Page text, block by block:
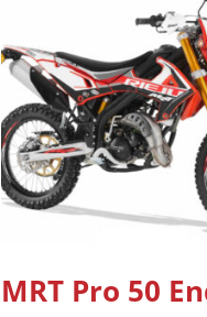
MRT Pro 50